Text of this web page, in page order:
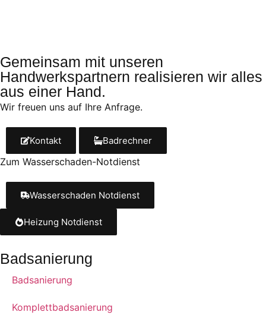
Gemeinsam mit un­se­ren
Handwerkspartnern re­a­li­sie­ren wir alles
aus einer Hand.
Wir freu­en uns auf Ihre Anfrage.
Kontakt Badrechner
Zum Wasserschaden-Notdienst
Wasserschaden Notdienst
Heizung Notdienst
Badsanierung
Badsanierung
Komplettbadsanierung